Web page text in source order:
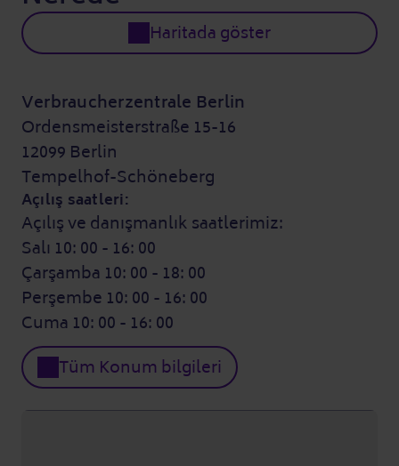
Haritada göster
Verbraucherzentrale Berlin
Ordensmeisterstraße 15-16
12099 Berlin
Tempelhof-Schöneberg
Açılış saatleri:
Açılış ve danışmanlık saatlerimiz:
Salı 10: 00 - 16: 00
Çarşamba 10: 00 - 18: 00
Perşembe 10: 00 - 16: 00
Cuma 10: 00 - 16: 00
Tüm Konum bilgileri